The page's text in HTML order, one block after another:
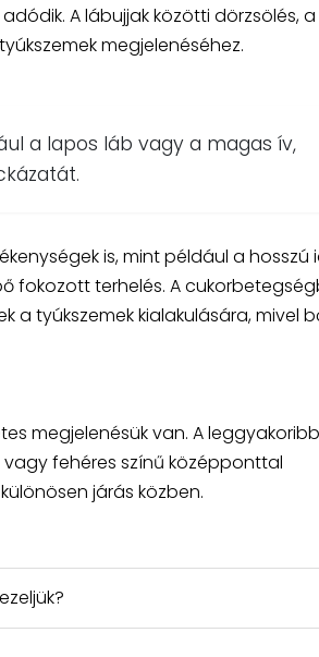
A lábujjak közötti dörzsölés,
megjelenéséhez.
a lapos láb vagy a magas ív,
is, mint például a hosszú
fokozott terhelés. A
a tyúkszemek kialakulására, mivel
megjelenésük van. A leggyakoribb
fehéres színű középponttal
járás közben.